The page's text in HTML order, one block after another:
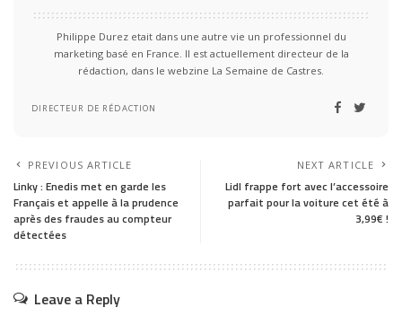
Philippe Durez etait dans une autre vie un professionnel du
marketing basé en France. Il est actuellement directeur de la
rédaction, dans le webzine La Semaine de Castres.
DIRECTEUR DE RÉDACTION
PREVIOUS ARTICLE
Linky : Enedis met en garde les
Français et appelle à la prudence
après des fraudes au compteur
détectées
NEXT ARTICLE
Lidl frappe fort avec l’accessoire
parfait pour la voiture cet été à
3,99€ !
Leave a Reply